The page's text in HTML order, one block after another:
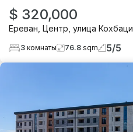
$ 320,000
Ереван Центр улица Кохбаци
3 комнаты 76.8 sqm 5/5